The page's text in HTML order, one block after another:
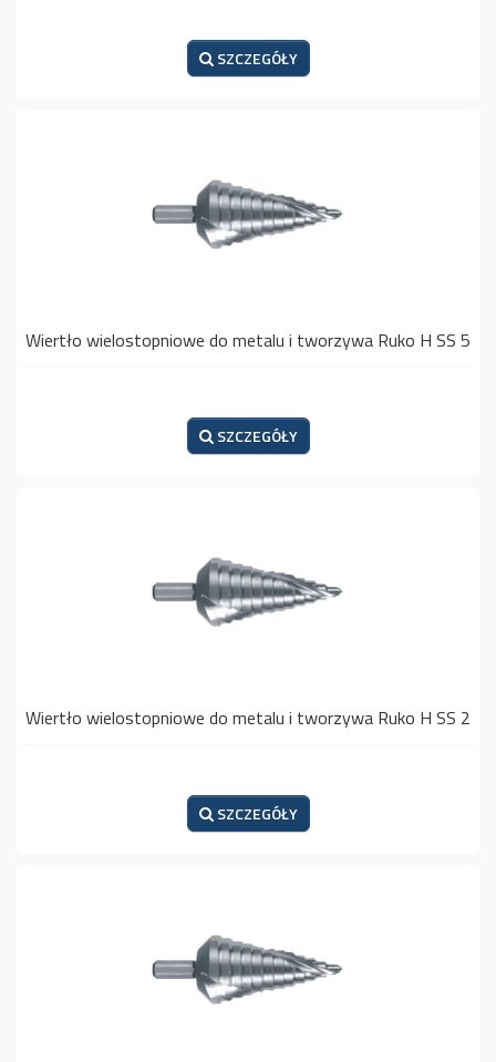
SZCZEGÓŁY
Wiertło wielostopniowe do metalu i tworzywa Ruko H SS 5
SZCZEGÓŁY
Wiertło wielostopniowe do metalu i tworzywa Ruko H SS 2
SZCZEGÓŁY